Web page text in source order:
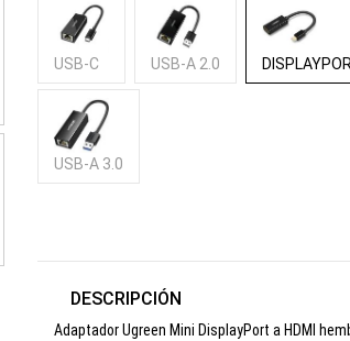
USB-C USB-A 2.0
USB-A 3.0
DESCRIPCIÓN
Adaptador Ugreen Mini DisplayPort a HDMI